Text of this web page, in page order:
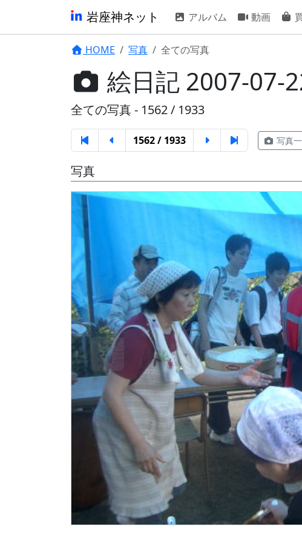
岩座神ネット アルバム 動画
HOME 写真 全ての写真
絵日記 2007-07-
全ての写真 - 1562 / 1933
1562 / 1933 写真
写真